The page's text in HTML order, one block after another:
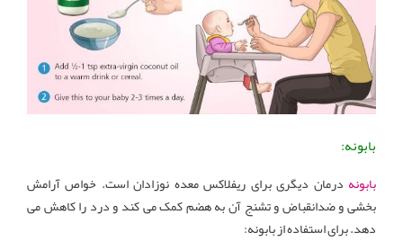
بابونه:
بابونه درمان دیگری برای ریفلاکس معده نوزادان است. خواص آرامش
بخشی و ضدانقباض و تشنج آن به هضم کمک می کند و درد را کاهش می
دهد. برای استفاده از بابونه: